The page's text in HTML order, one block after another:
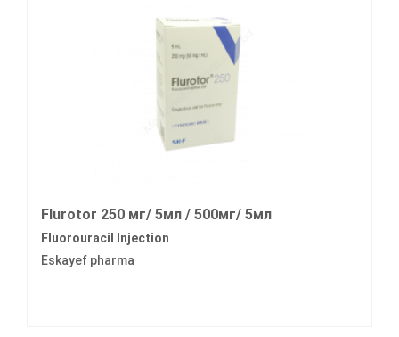
Flurotor 250 мг/ 5мл / 500мг/ 5мл
Fluorouracil Injection
Eskayef pharma